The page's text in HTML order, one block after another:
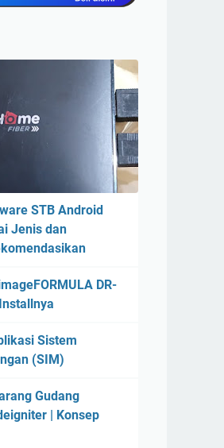
STB Android
Jenis dan
DR-
Sistem
(SIM)
Gudang
| Konsep